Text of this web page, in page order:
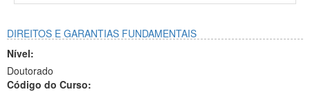
DIREITOS E GARANTIAS FUNDAMENTAIS
Nível:
Doutorado
Código do Curso: